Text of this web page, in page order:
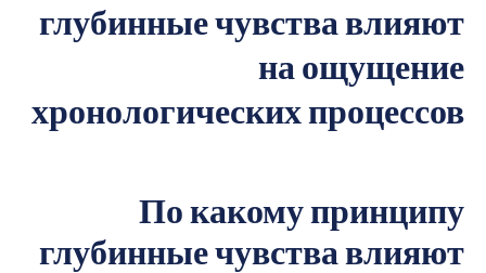
глубинные чувства влияют
на ощущение
хронологических процессов
По какому принципу
глубинные чувства влияют